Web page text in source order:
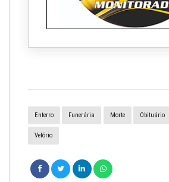
Enterro Funerária Morte Obituário
Velório